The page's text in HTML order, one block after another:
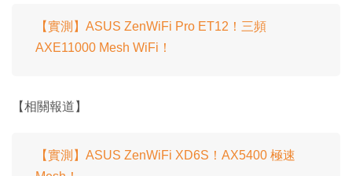
【實測】ASUS ZenWiFi Pro ET12！三頻
AXE11000 Mesh WiFi！
【相關報道】
【實測】ASUS ZenWiFi XD6S！AX5400 極速